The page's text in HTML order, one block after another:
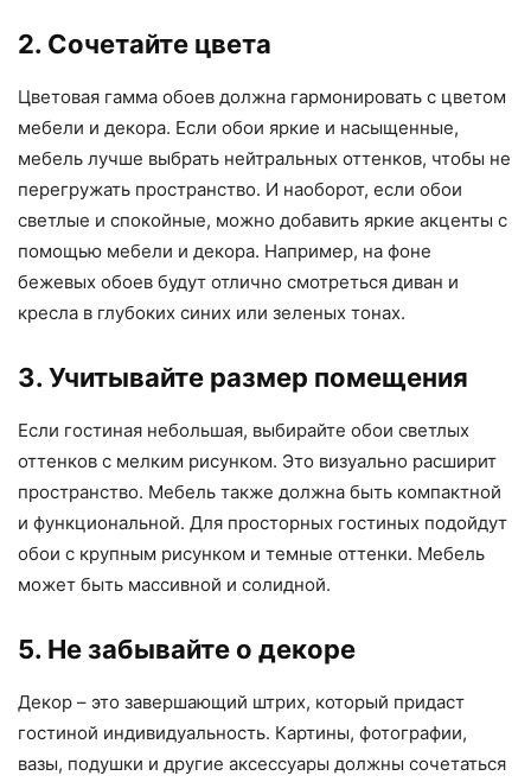
2. Сочетайте цвета
Цветовая гамма обоев должна гармонировать с цветом
мебели и декора. Если обои яркие и насыщенные,
мебель лучше выбрать нейтральных оттенков, чтобы не
перегружать пространство. И наоборот, если обои
светлые и спокойные, можно добавить яркие акценты с
помощью мебели и декора. Например, на фоне
бежевых обоев будут отлично смотреться диван и
кресла в глубоких синих или зеленых тонах.
3. Учитывайте размер помещения
Если гостиная небольшая, выбирайте обои светлых
оттенков с мелким рисунком. Это визуально расширит
пространство. Мебель также должна быть компактной
и функциональной. Для просторных гостиных подойдут
обои с крупным рисунком и темные оттенки. Мебель
может быть массивной и солидной.
5. Не забывайте о декоре
Декор – это завершающий штрих, который придаст
гостиной индивидуальность. Картины, фотографии,
вазы, подушки и другие аксессуары должны сочетаться